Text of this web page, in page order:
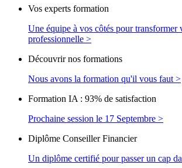
Vos experts formation
Une équipe à vos côtés pour transformer
professionnelle >
Découvrir nos formations
Nous avons la formation qu'il vous faut >
Formation IA : 93% de satisfaction
Prochaine session le 17 Septembre >
Diplôme Conseiller Financier
Un diplôme certifié pour passer un cap